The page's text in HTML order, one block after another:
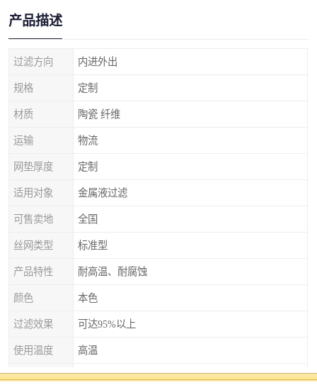
产品描述
过滤方向 内进外出
规格 定制
材质 陶瓷 纤维
运输 物流
网垫厚度 定制
适用对象 金属液过滤
可售卖地 全国
丝网类型 标准型
产品特性 耐高温、耐腐蚀
颜色 本色
过滤效果 可达95%以上
使用温度 高温
用途 过滤